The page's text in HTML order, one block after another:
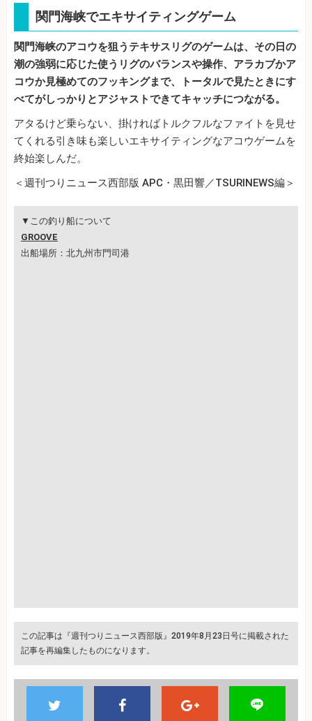
関門海峡でエキサイティングゲーム
関門海峡のアコウを狙うテキサスリグのゲームは、その日の
潮の強弱に応じた使うリグのバランスや操作、アラカブかア
コウか見極めてのフッキングまで、トータルで見たときにす
べてがしっかりとアジャストできてキャッチにつながる。
アタるけど乗らない、掛ければトルクフルなファイトを見せ
てくれる引き味も楽しいエキサイティングなアコウゲームを
終始楽しんだ。
＜週刊つりニュース西部版 APC・黒田響／TSURINEWS編＞
▼この釣り船について
GROOVE
出船場所：北九州市門司港
この記事は『週刊つりニュース西部版』2019年8月23日号に掲載された
記事を再編集したものになります。